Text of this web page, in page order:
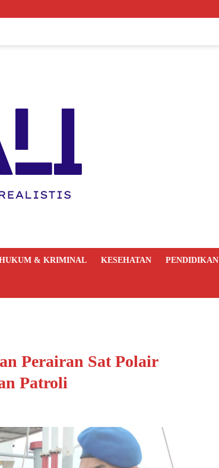
& KRIMINAL KESEHATAN PENDIDIKAN
Perairan Sat Polair
Patroli